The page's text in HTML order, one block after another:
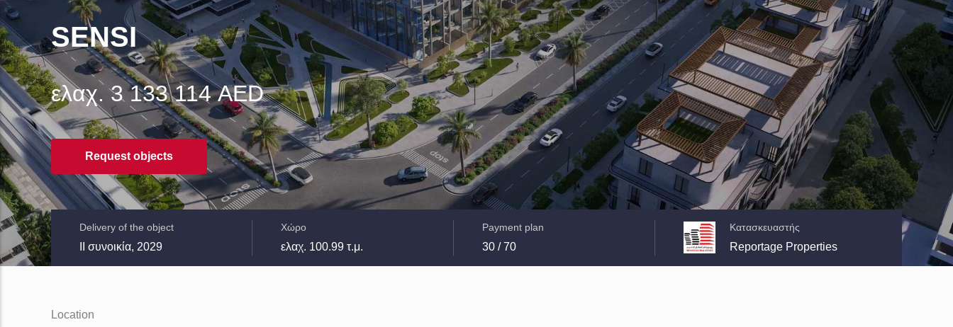
SENSI
ελαχ. 3 133 114 AED
Request objects
Delivery of the object
II συνοικία, 2029
Χώρο
ελαχ. 100.99 τ.μ.
Payment plan
30 / 70
Κατασκευαστής
Reportage Properties
Location